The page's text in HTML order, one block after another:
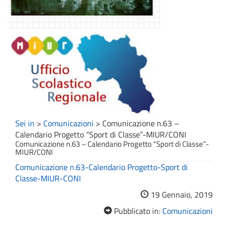
Sei in > Comunicazioni > Comunicazione n.63 –
Calendario Progetto “Sport di Classe”-MIUR/CONI
Comunicazione n.63 – Calendario Progetto “Sport di Classe”-
MIUR/CONI
Comunicazione n.63-Calendario Progetto-Sport di
Classe-MIUR-CONI
19 Gennaio, 2019
Pubblicato in: Comunicazioni